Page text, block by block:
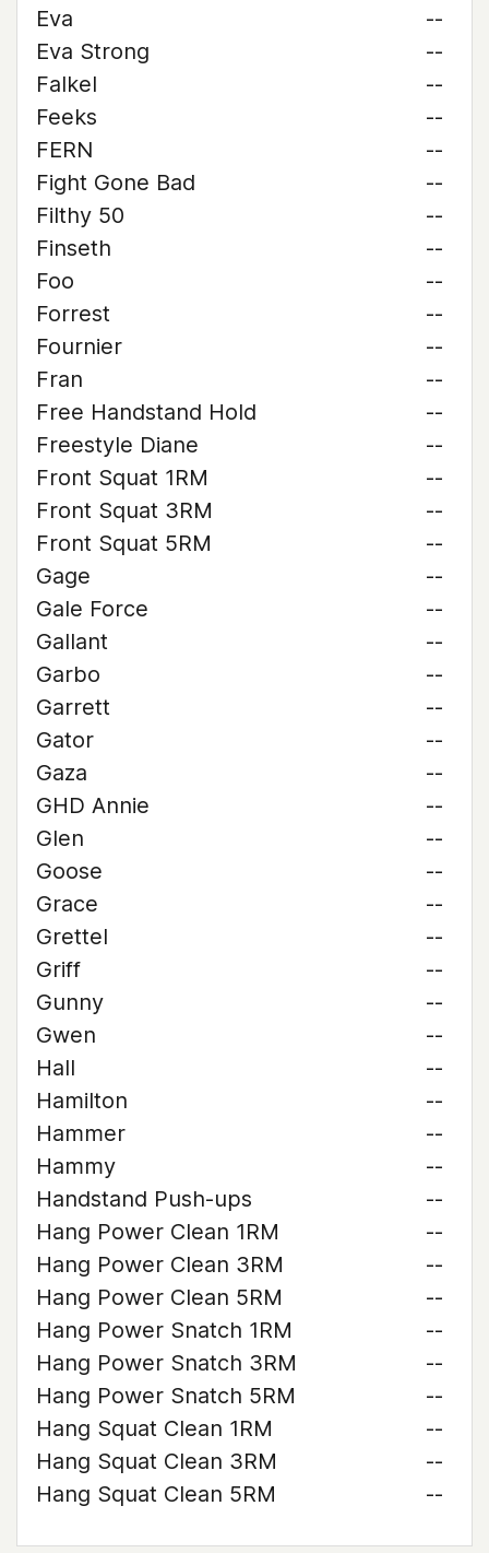
Eva
--
Eva Strong
--
Falkel
--
Feeks
--
FERN
--
Fight Gone Bad
--
Filthy 50
--
Finseth
--
Foo
--
Forrest
--
Fournier
--
Fran
--
Free Handstand Hold
--
Freestyle Diane
--
Front Squat 1RM
--
Front Squat 3RM
--
Front Squat 5RM
--
Gage
--
Gale Force
--
Gallant
--
Garbo
--
Garrett
--
Gator
--
Gaza
--
GHD Annie
--
Glen
--
Goose
--
Grace
--
Grettel
--
Griff
--
Gunny
--
Gwen
--
Hall
--
Hamilton
--
Hammer
--
Hammy
--
Handstand Push-ups
--
Hang Power Clean 1RM
--
Hang Power Clean 3RM
--
Hang Power Clean 5RM
--
Hang Power Snatch 1RM
--
Hang Power Snatch 3RM
--
Hang Power Snatch 5RM
--
Hang Squat Clean 1RM
--
Hang Squat Clean 3RM
--
Hang Squat Clean 5RM
--